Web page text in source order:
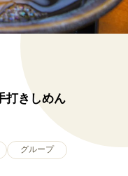
打きしめん
グループ